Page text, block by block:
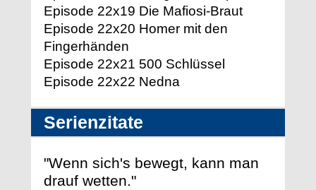
Episode 22x19 Die Mafiosi-Braut
Episode 22x20 Homer mit den
Fingerhänden
Episode 22x21 500 Schlüssel
Episode 22x22 Nedna
Serienzitate
"Wenn sich's bewegt, kann man
drauf wetten."